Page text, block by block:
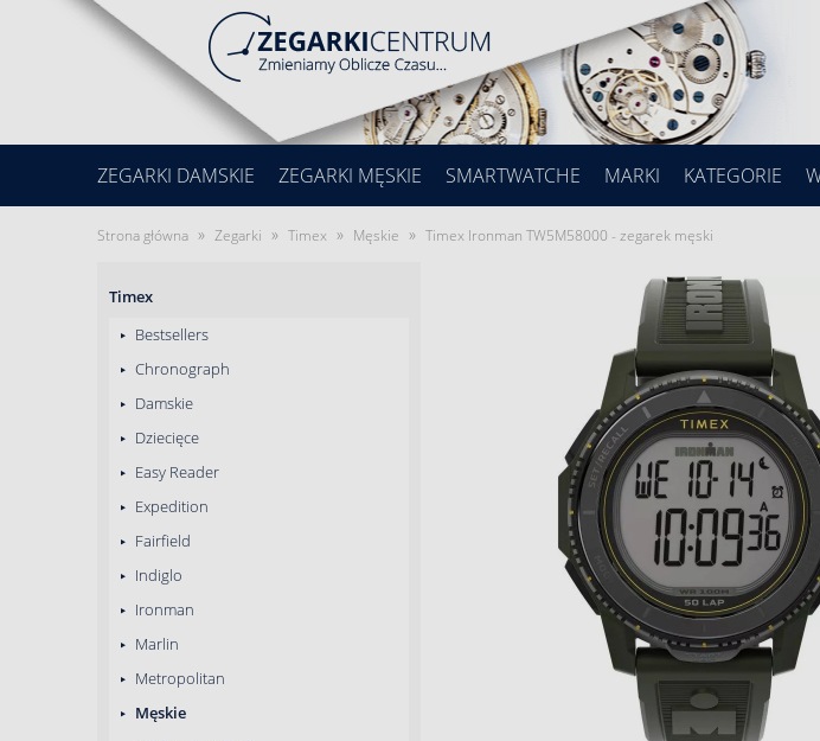
ZEGARKI DAMSKIE ZEGARKI MĘSKIE SMARTWATCHE MARKI KATEGORIE
Strona główna » Zegarki » Timex » Męskie » Timex Ironman TW5M58000 - zegarek męski
Timex
Bestsellers
Chronograph
Damskie
Dziecięce
Easy Reader
Expedition
Fairfield
Indiglo
Ironman
Marlin
Metropolitan
Męskie